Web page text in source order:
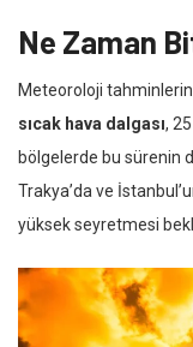
Ne Zaman
Meteoroloji
sıcak hava dalgası,
bölgelerde bu sürenin
Trakya’da ve
yüksek seyretmesi